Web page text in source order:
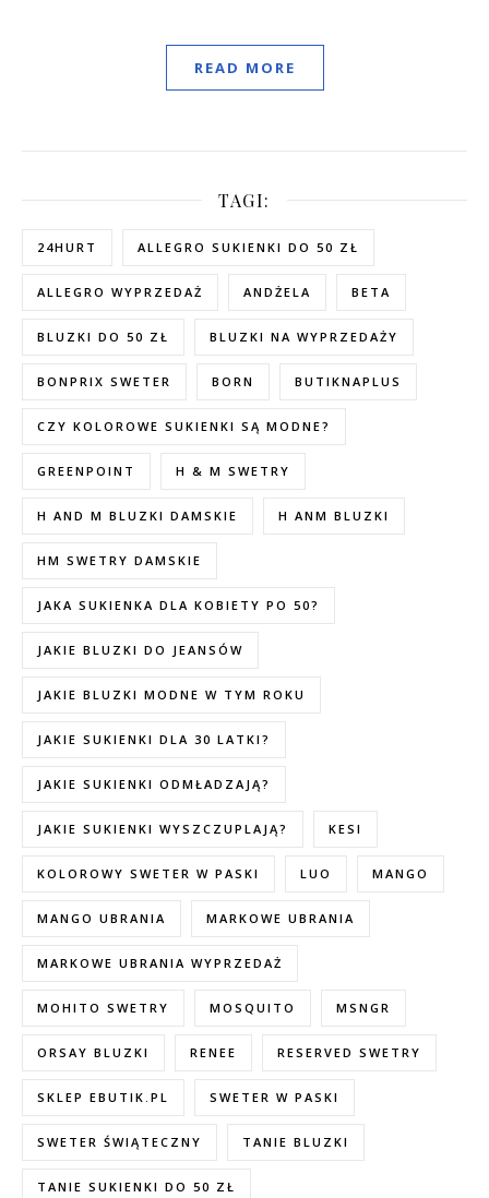
READ MORE
TAGI:
24HURT ALLEGRO SUKIENKI DO 50 ZŁ
ALLEGRO WYPRZEDAŻ ANDŻELA BETA
BLUZKI DO 50 ZŁ BLUZKI NA WYPRZEDAŻY
BONPRIX SWETER BORN BUTIKNAPLUS
CZY KOLOROWE SUKIENKI SĄ MODNE?
GREENPOINT H & M SWETRY
H AND M BLUZKI DAMSKIE H ANM BLUZKI
HM SWETRY DAMSKIE
JAKA SUKIENKA DLA KOBIETY PO 50?
JAKIE BLUZKI DO JEANSÓW
JAKIE BLUZKI MODNE W TYM ROKU
JAKIE SUKIENKI DLA 30 LATKI?
JAKIE SUKIENKI ODMŁADZAJĄ?
JAKIE SUKIENKI WYSZCZUPLAJĄ? KESI
KOLOROWY SWETER W PASKI LUO MANGO
MANGO UBRANIA MARKOWE UBRANIA
MARKOWE UBRANIA WYPRZEDAŻ
MOHITO SWETRY MOSQUITO MSNGR
ORSAY BLUZKI RENEE RESERVED SWETRY
SKLEP EBUTIK.PL SWETER W PASKI
SWETER ŚWIĄTECZNY TANIE BLUZKI
TANIE SUKIENKI DO 50 ZŁ